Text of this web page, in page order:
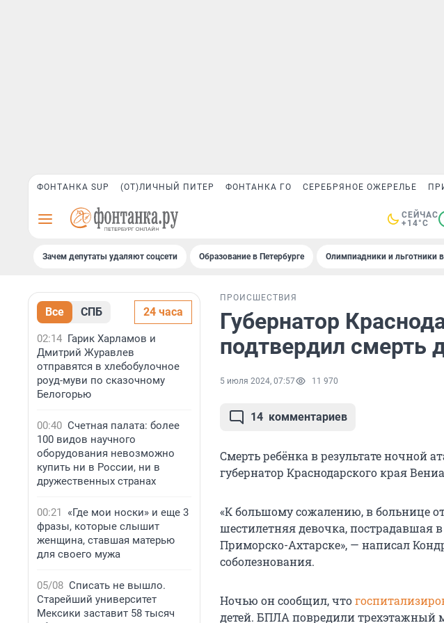
ФОНТАНКА SUP (ОТ)ЛИЧНЫЙ ПИТЕР ФОНТАНКА ГО СЕРЕБРЯНОЕ ОЖЕРЕЛЬЕ
СЕЙЧАС
+14°C
Зачем депутаты удаляют соцсети Образование в Петербурге Олимпиадники и льготники
Все СПБ 24 часа
02:14 Гарик Харламов и
Дмитрий Журавлев
отправятся в хлебобулочное
роуд-муви по сказочному
Белогорью
00:40 Счетная палата: более
100 видов научного
оборудования невозможно
купить ни в России, ни в
дружественных странах
00:21
«Где мои носки» и еще 3
фразы, которые слышит
женщина, ставшая матерью
для своего мужа
05/08 Списать не вышло.
Старейший университет
Мексики заставит 58 тысяч
ПРОИСШЕСТВИЯ
Губернатор
подтвердил смерть
5 июля 2024, 07:57 11 970
14 комментариев
Смерть ребёнка в результате ночной
губернатор Краснодарского края
«К большому сожалению, в больнице
шестилетняя девочка, пострадавшая
Приморско-Ахтарске», — написал
соболезнования.
Ночью он сообщил, что
детей. БПЛА повредили